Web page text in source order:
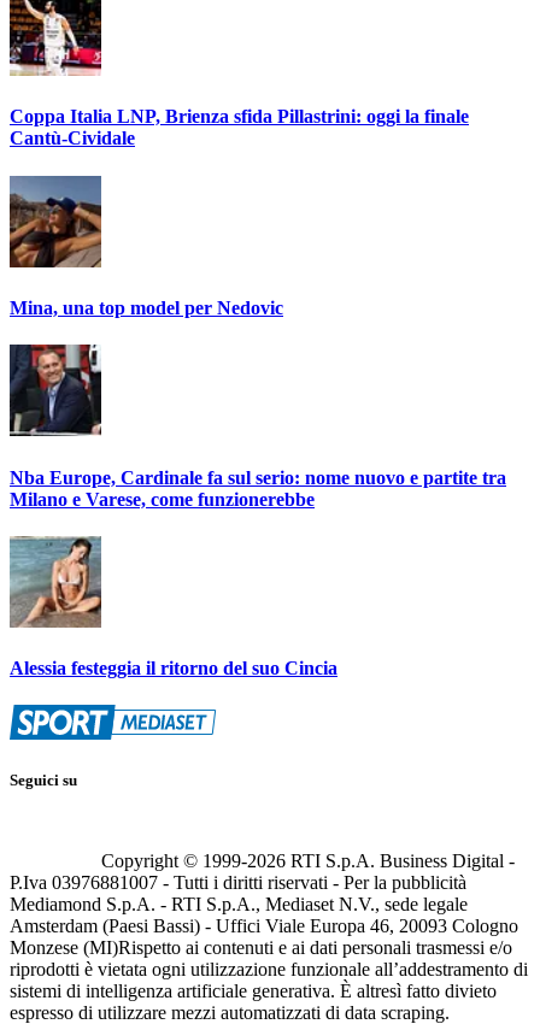
Coppa Italia LNP, Brienza sfida Pillastrini: oggi la finale
Cantù-Cividale
Mina, una top model per Nedovic
Nba Europe, Cardinale fa sul serio: nome nuovo e partite tra
Milano e Varese, come funzionerebbe
Alessia festeggia il ritorno del suo Cincia
Seguici su
Copyright © 1999-2026 RTI S.p.A. Business Digital -
P.Iva 03976881007 - Tutti i diritti riservati - Per la pubblicità
Mediamond S.p.A. - RTI S.p.A., Mediaset N.V., sede legale
Amsterdam (Paesi Bassi) - Uffici Viale Europa 46, 20093 Cologno
Monzese (MI)Rispetto ai contenuti e ai dati personali trasmessi e/o
riprodotti è vietata ogni utilizzazione funzionale all’addestramento di
sistemi di intelligenza artificiale generativa. È altresì fatto divieto
espresso di utilizzare mezzi automatizzati di data scraping.